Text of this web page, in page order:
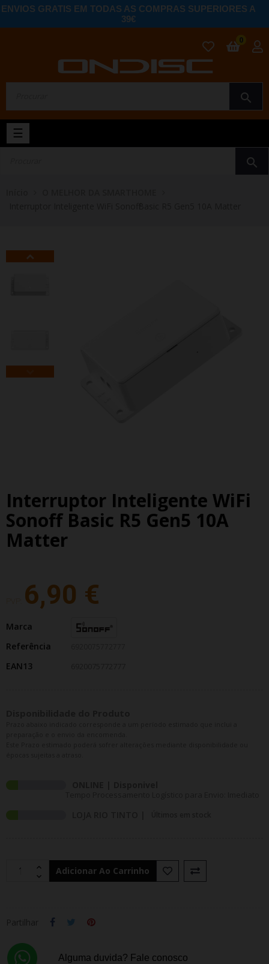
ENVIOS GRATIS EM TODAS AS COMPRAS SUPERIORES A
39€
search
0
Toggle
navigation
☰
search
Interruptor Inteligente WiFi
Sonoff Basic R5 Gen5 10A
Matter
6,90 €
Marca
Referência
EAN13
Adicionar Ao Carrinho
Alguma duvida? Fale conosco